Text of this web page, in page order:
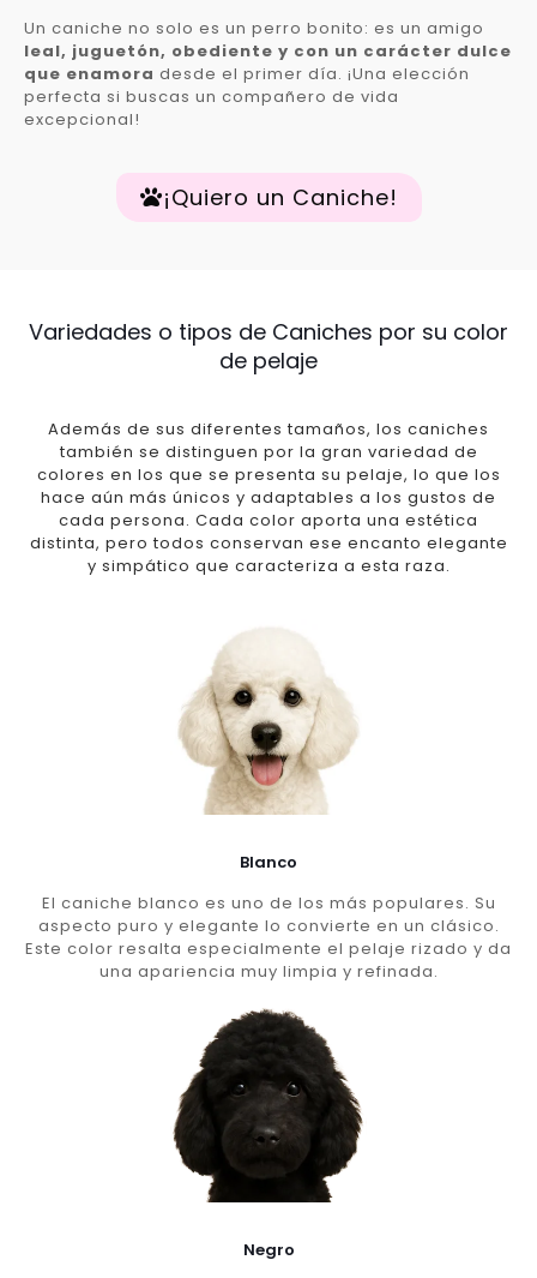
Un caniche no solo es un perro bonito: es un amigo
leal, juguetón, obediente y con un carácter dulce
que enamora desde el primer día. ¡Una elección
perfecta si buscas un compañero de vida
excepcional!
¡Quiero un Caniche!
Variedades o tipos de Caniches por su color
de pelaje
Además de sus diferentes tamaños, los caniches
también se distinguen por la gran variedad de
colores en los que se presenta su pelaje, lo que los
hace aún más únicos y adaptables a los gustos de
cada persona. Cada color aporta una estética
distinta, pero todos conservan ese encanto elegante
y simpático que caracteriza a esta raza.
Blanco
El caniche blanco es uno de los más populares. Su
aspecto puro y elegante lo convierte en un clásico.
Este color resalta especialmente el pelaje rizado y da
una apariencia muy limpia y refinada.
Negro